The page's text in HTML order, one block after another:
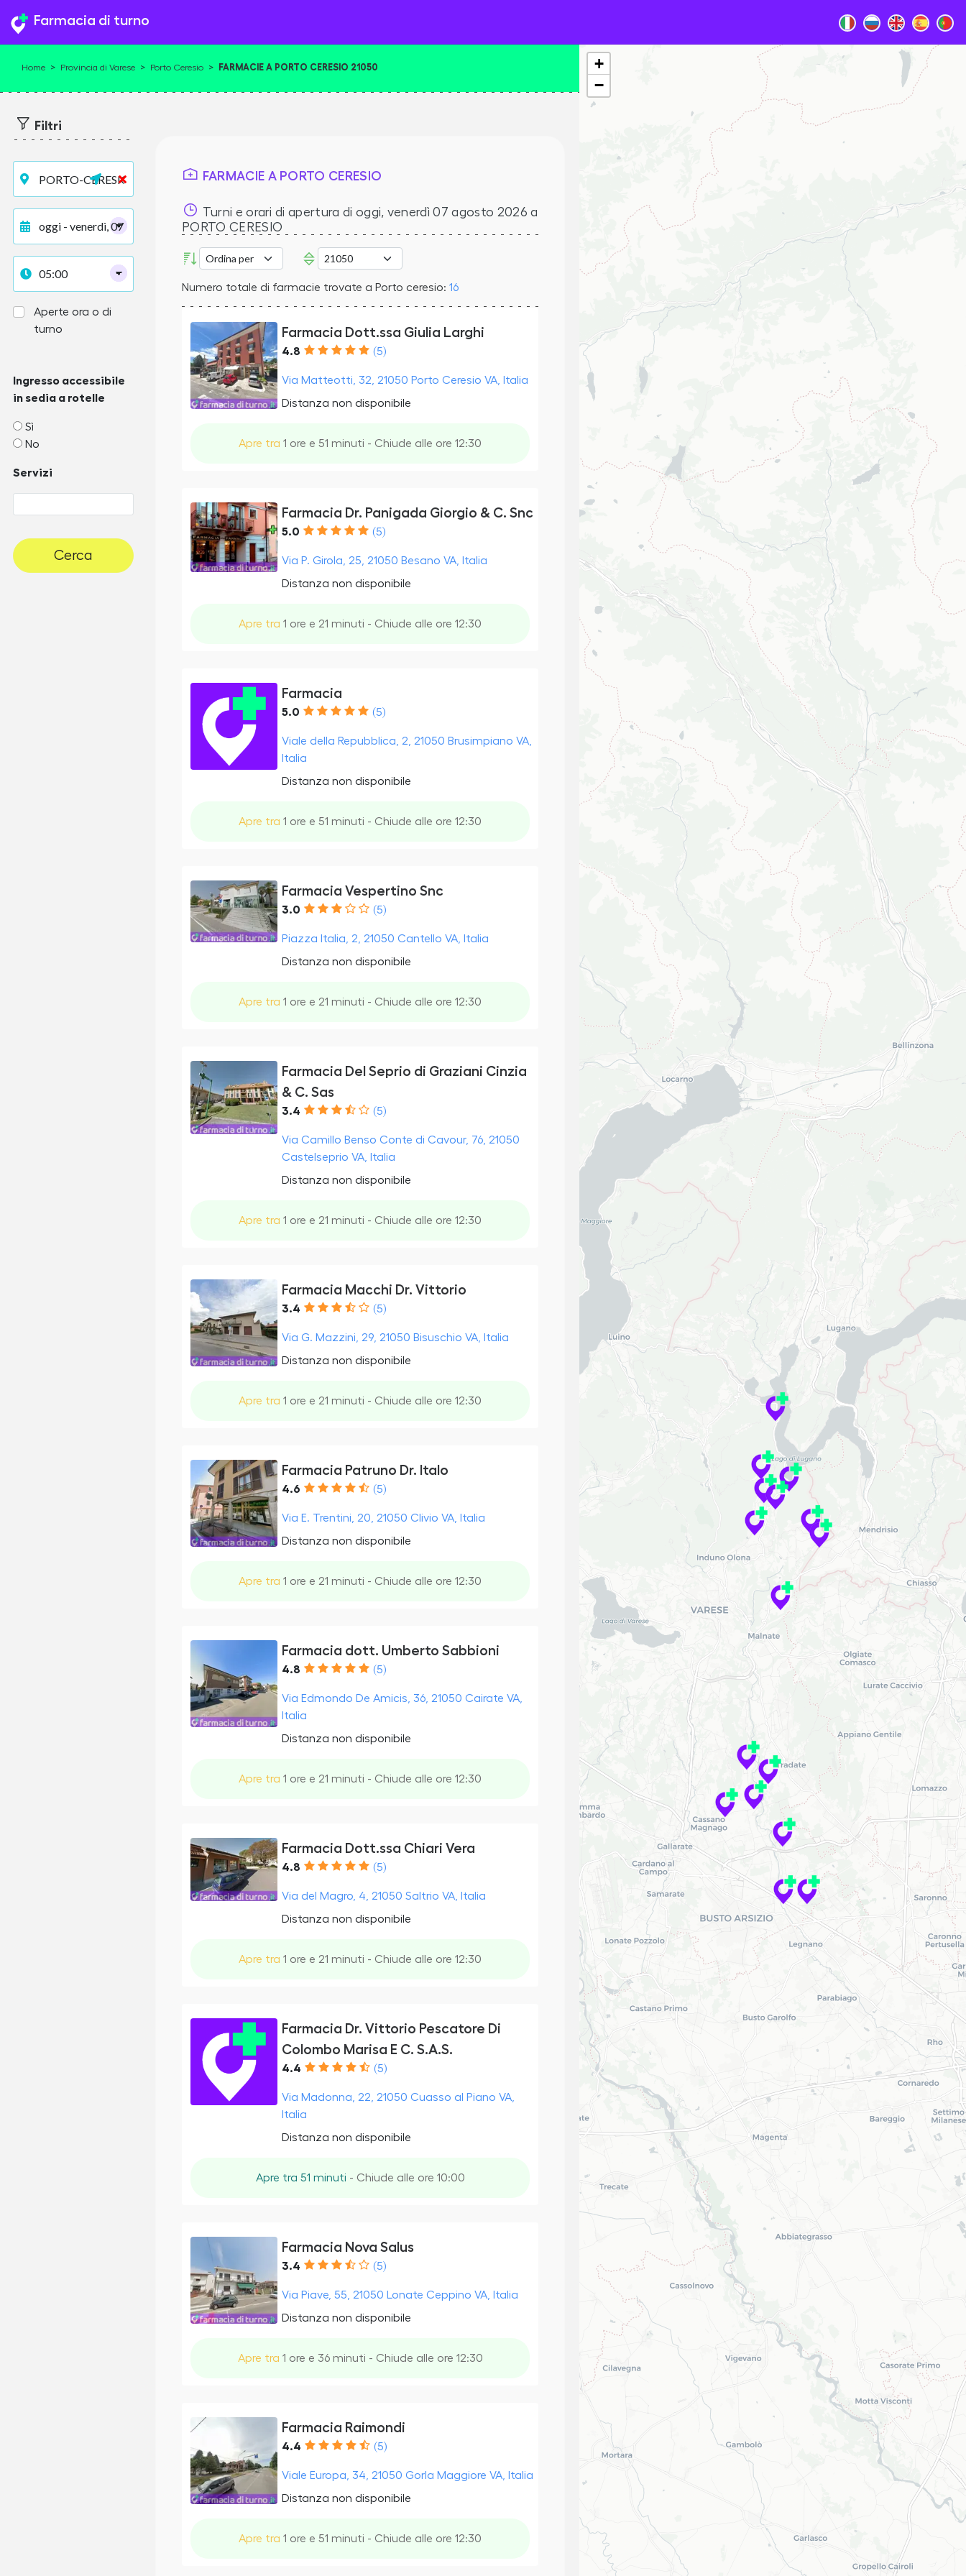
Farmacia di turno
Home > Provincia di Varese > Porto Ceresio > FARMACIE A PORTO CERESIO 21050
+
−
FARMACIE A PORTO CERESIO
Turni e orari di apertura di oggi, venerdì 07 agosto 2026 a
PORTO CERESIO
Numero totale di farmacie trovate a Porto ceresio: 16
Farmacia Dott.ssa Giulia Larghi
4.8 (5)
Via Matteotti, 32, 21050 Porto Ceresio VA, Italia
Distanza non disponibile
Apre tra 1 ore e 51 minuti - Chiude alle ore 12:30
Farmacia Dr. Panigada Giorgio & C. Snc
5.0 (5)
Via P. Girola, 25, 21050 Besano VA, Italia
Distanza non disponibile
Apre tra 1 ore e 21 minuti - Chiude alle ore 12:30
Farmacia
5.0 (5)
Viale della Repubblica, 2, 21050 Brusimpiano VA,
Italia
Distanza non disponibile
Apre tra 1 ore e 51 minuti - Chiude alle ore 12:30
Farmacia Vespertino Snc
3.0 (5)
Piazza Italia, 2, 21050 Cantello VA, Italia
Distanza non disponibile
Apre tra 1 ore e 21 minuti - Chiude alle ore 12:30
Farmacia Del Seprio di Graziani Cinzia
& C. Sas
3.4 (5)
Via Camillo Benso Conte di Cavour, 76, 21050
Castelseprio VA, Italia
Distanza non disponibile
Apre tra 1 ore e 21 minuti - Chiude alle ore 12:30
Farmacia Macchi Dr. Vittorio
3.4 (5)
Via G. Mazzini, 29, 21050 Bisuschio VA, Italia
Distanza non disponibile
Apre tra 1 ore e 21 minuti - Chiude alle ore 12:30
Farmacia Patruno Dr. Italo
4.6 (5)
Via E. Trentini, 20, 21050 Clivio VA, Italia
Distanza non disponibile
Apre tra 1 ore e 21 minuti - Chiude alle ore 12:30
Farmacia dott. Umberto Sabbioni
4.8 (5)
Via Edmondo De Amicis, 36, 21050 Cairate VA,
Italia
Distanza non disponibile
Apre tra 1 ore e 21 minuti - Chiude alle ore 12:30
Farmacia Dott.ssa Chiari Vera
4.8 (5)
Via del Magro, 4, 21050 Saltrio VA, Italia
Distanza non disponibile
Apre tra 1 ore e 21 minuti - Chiude alle ore 12:30
Farmacia Dr. Vittorio Pescatore Di
Colombo Marisa E C. S.A.S.
4.4 (5)
Via Madonna, 22, 21050 Cuasso al Piano VA,
Italia
Distanza non disponibile
Apre tra 51 minuti - Chiude alle ore 10:00
Farmacia Nova Salus
3.4 (5)
Via Piave, 55, 21050 Lonate Ceppino VA, Italia
Distanza non disponibile
Apre tra 1 ore e 36 minuti - Chiude alle ore 12:30
Farmacia Raimondi
4.4 (5)
Viale Europa, 34, 21050 Gorla Maggiore VA, Italia
Distanza non disponibile
Apre tra 1 ore e 51 minuti - Chiude alle ore 12:30
Filtri
Aperte ora o di
turno
Ingresso accessibile
in sedia a rotelle
Sì
No
Servizi
Cerca